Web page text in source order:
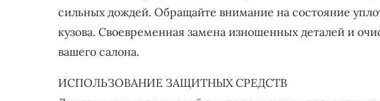
сильных дождей. Обращайте внимание на состояние
кузова. Своевременная замена изношенных деталей и
вашего салона.
ИСПОЛЬЗОВАНИЕ ЗАЩИТНЫХ СРЕДСТВ